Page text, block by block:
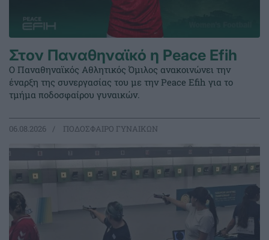
Στον Παναθηναϊκό η Peace Efih
Ο Παναθηναϊκός Αθλητικός Όμιλος ανακοινώνει την
έναρξη της συνεργασίας του με την Peace Efih για το
τμήμα ποδοσφαίρου γυναικών.
06.08.2026 ΠΟΔΟΣΦΑΙΡΟ ΓΥΝΑΙΚΩΝ